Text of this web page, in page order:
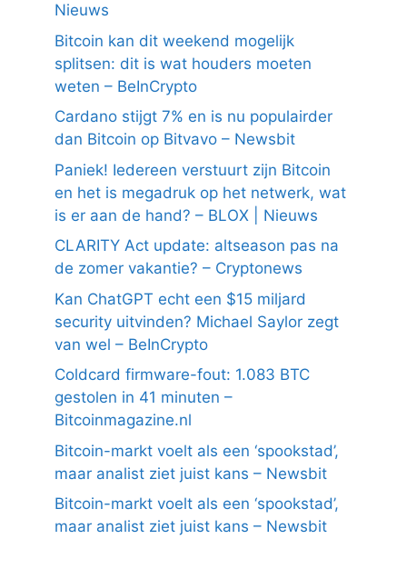
Nieuws
Bitcoin kan dit weekend mogelijk
splitsen: dit is wat houders moeten
weten – BeInCrypto
Cardano stijgt 7% en is nu populairder
dan Bitcoin op Bitvavo – Newsbit
Paniek! Iedereen verstuurt zijn Bitcoin
en het is megadruk op het netwerk, wat
is er aan de hand? – BLOX | Nieuws
CLARITY Act update: altseason pas na
de zomer vakantie? – Cryptonews
Kan ChatGPT echt een $15 miljard
security uitvinden? Michael Saylor zegt
van wel – BeInCrypto
Coldcard firmware-fout: 1.083 BTC
gestolen in 41 minuten –
Bitcoinmagazine.nl
Bitcoin-markt voelt als een ‘spookstad’,
maar analist ziet juist kans – Newsbit
Bitcoin-markt voelt als een ‘spookstad’,
maar analist ziet juist kans – Newsbit